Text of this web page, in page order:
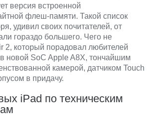
версия встроенной
флеш-памяти. Такой список
удивил своих почитателей, от
гораздо большего. Чего не
2, который порадовал любителей
новой SoC Apple A8X, тончайшим
камерой, датчиком Touch
в придачу.
iPad по техническим